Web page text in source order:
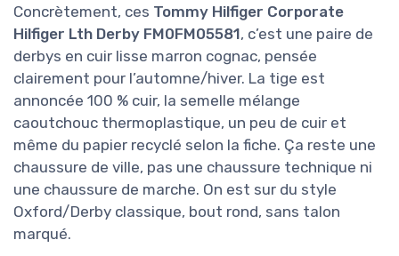
Concrètement, ces Tommy Hilfiger Corporate
Hilfiger Lth Derby FM0FM05581, c’est une paire de
derbys en cuir lisse marron cognac, pensée
clairement pour l’automne/hiver. La tige est
annoncée 100 % cuir, la semelle mélange
caoutchouc thermoplastique, un peu de cuir et
même du papier recyclé selon la fiche. Ça reste une
chaussure de ville, pas une chaussure technique ni
une chaussure de marche. On est sur du style
Oxford/Derby classique, bout rond, sans talon
marqué.